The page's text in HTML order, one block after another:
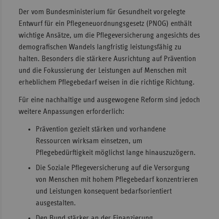
920 438
ab 24 Monate
(1.7.2026)
971
ab 36 Monate
(1.7.2025)
920 438
ab 36 Monate
971
Aufenthaltsdauer Unterkunft/Verpflegung
ohne Zuschuss 971 454
ab 12 Monate 971
ab 36 Monate 971 454
Der vom Bundesministerium für Gesundheit vorgelegte
Entwurf für ein Pflegeneuordnungsgesetz (PNOG) enthält
wichtige Ansätze, um die Pflegeversicherung angesichts des
demografischen Wandels langfristig leistungsfähig zu
halten. Besonders die stärkere Ausrichtung auf Prävention
und die Fokussierung der Leistungen auf Menschen mit
erheblichem Pflegebedarf weisen in die richtige Richtung.
Für eine nachhaltige und ausgewogene Reform sind jedoch
weitere Anpassungen erforderlich:
Prävention gezielt stärken und vorhandene
Ressourcen wirksam einsetzen, um
Pflegebedürftigkeit möglichst lange hinauszuzögern.
Die Soziale Pflegeversicherung auf die Versorgung
von Menschen mit hohem Pflegebedarf konzentrieren
und Leistungen konsequent bedarfsorientiert
ausgestalten.